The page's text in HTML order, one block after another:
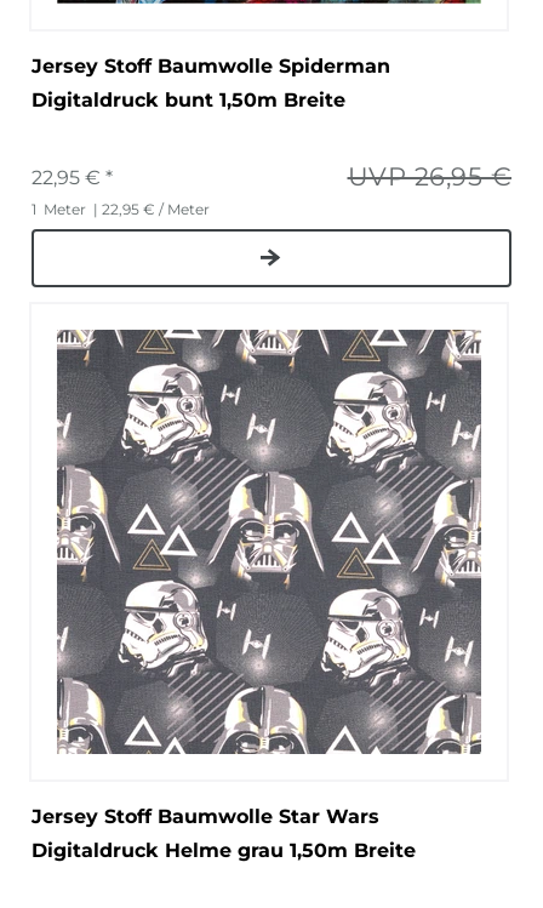
Jersey Stoff Baumwolle Spiderman
Digitaldruck bunt 1,50m Breite
UVP 26,95 €
22,95 € *
1 Meter | 22,95 € / Meter
Jersey Stoff Baumwolle Star Wars
Digitaldruck Helme grau 1,50m Breite